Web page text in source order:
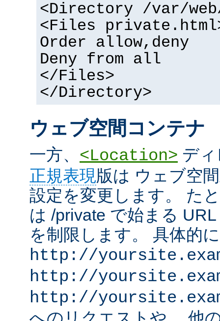
<Directory /var/
<Files
Order allow,deny
Deny from all
</Files>
</Directory>
ウェブ空間コンテナ
一方、 <Location> デ
正規表現版は ウェブ空
設定を変更します。 た
は /private で始まる
を制限します。 具体的
http://
http://
http://